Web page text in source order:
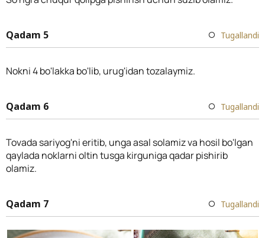
Qadam 5 Tugallandi
Nokni 4 bo'lakka bo'lib, urug'idan tozalaymiz.
Qadam 6 Tugallandi
Tovada sariyog'ni eritib, unga asal solamiz va hosil bo'lgan
qaylada noklarni oltin tusga kirguniga qadar pishirib
olamiz.
Qadam 7 Tugallandi